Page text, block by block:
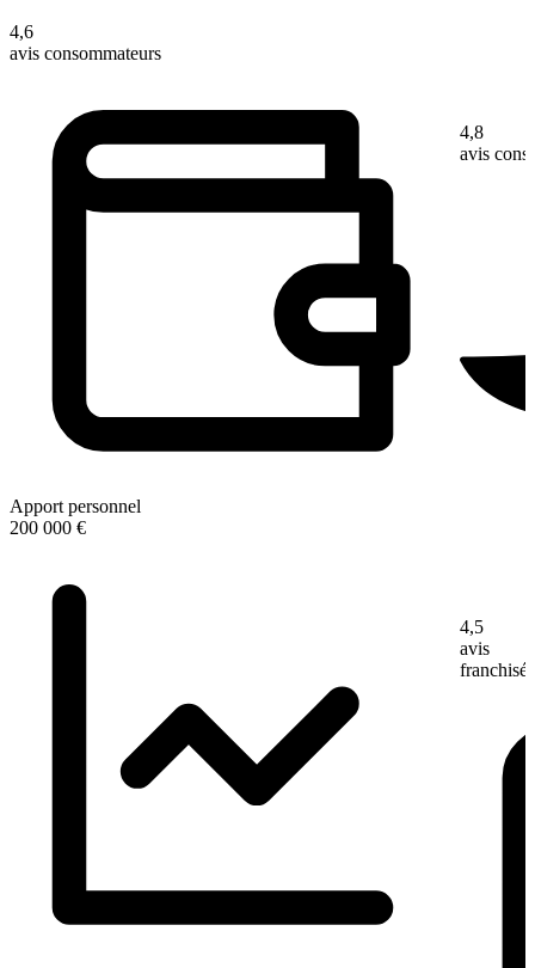
4,6
avis consommateurs
Apport personnel
200 000 €
4,8
avis
4,5
avis
franchisé